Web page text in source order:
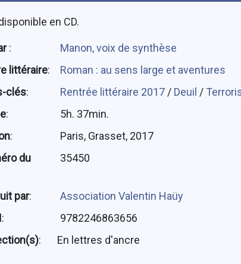
en CD.
:
Manon, voix de synthèse
littéraire:
Roman : au sens large et aventures
clés: Rentrée littéraire 2017 / Deuil /
:
5h. 37min.
:
Paris, Grasset, 2017
du
35450
par:
Association Valentin Haüy
:
9782246863656
: En lettres d'ancre